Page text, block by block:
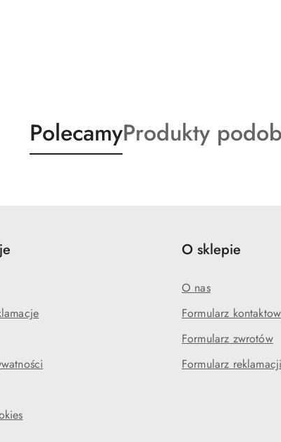
Produkty
o
PolecamyProdukty
o
Produkty
O sklepie
O nas
Formularz
Formularz zwrotów
Formularz reklamacji